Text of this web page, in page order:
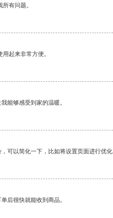
有问题。
起来非常方便。
能够感受到家的温暖。
可以简化一下，比如将设置页面进行优
后很快就能收到商品。